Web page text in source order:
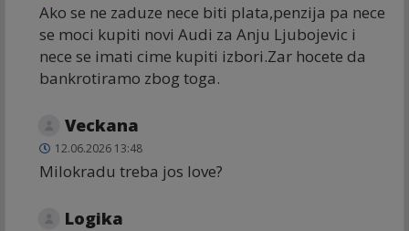
Ako se ne zaduze nece biti plata,penzija pa nece
se moci kupiti novi Audi za Anju Ljubojevic i
nece se imati cime kupiti izbori.Zar hocete da
bankrotiramo zbog toga.
Veckana
12.06.2026 13:48
Milokradu treba jos love?
Logika